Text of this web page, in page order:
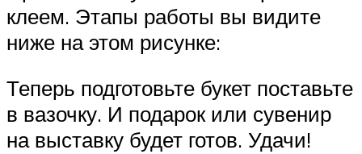
клеем. Этапы работы вы видите
ниже на этом рисунке:
Теперь подготовьте букет поставьте
в вазочку. И подарок или сувенир
на выставку будет готов. Удачи!